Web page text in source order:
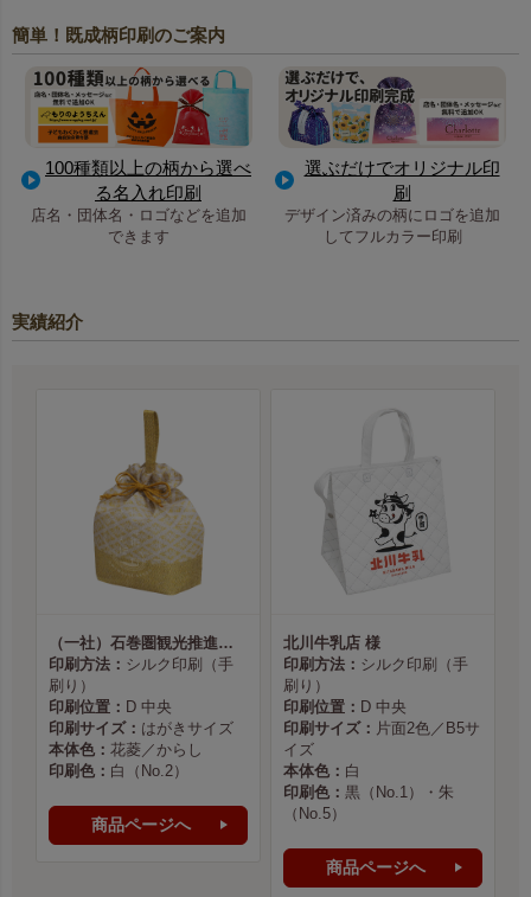
簡単！既成柄印刷のご案内
100種類以上の柄から選べ
る名入れ印刷
店名・団体名・ロゴなどを追加
できます
選ぶだけでオリジナル印
刷
デザイン済みの柄にロゴを追加
してフルカラー印刷
実績紹介
（一社）石巻圏観光推進機構様
印刷方法： シルク印刷（手
刷り）
印刷位置： D 中央
印刷サイズ： はがきサイズ
本体色： 花菱／からし
印刷色： 白（No.2）
商品ページへ
北川牛乳店 様
印刷方法： シルク印刷（手
刷り）
印刷位置： D 中央
印刷サイズ： 片面2色／B5サ
イズ
本体色： 白
印刷色： 黒（No.1）・朱
（No.5）
商品ページへ